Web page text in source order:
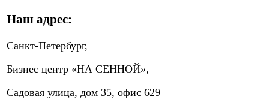
Наш адрес:
Санкт-Петербург,
Бизнес центр «НА СЕННОЙ»,
Садовая улица, дом 35, офис 629